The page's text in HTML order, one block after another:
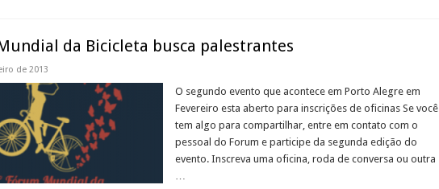
da Bicicleta busca palestrantes
de 2013
O segundo evento que acontece em Porto Alegre em
Fevereiro esta aberto para inscrições de oficinas Se você
tem algo para compartilhar, entre em contato com o
pessoal do Forum e participe da segunda edição do
evento. Inscreva uma oficina, roda de conversa ou outra
…